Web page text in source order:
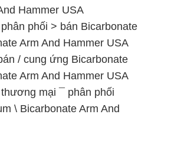
Hammer USA
phối > bán Bicarbonate
Arm And Hammer USA
/ cung ứng Bicarbonate
Arm And Hammer USA
mại ¯ phân phối
\ Bicarbonate Arm And